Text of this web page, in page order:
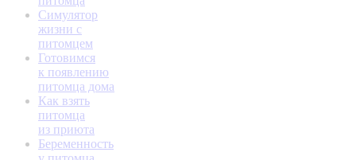
Симулятор
жизни с
питомцем
Готовимся
к появлению
питомца дома
Как взять
питомца
из приюта
Беременность